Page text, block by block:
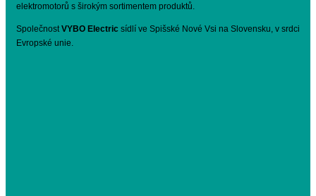
elektromotorů s širokým sortimentem produktů.
SpolečnostVYBO Electric sídlí ve Spišské Nové Vsi na Slovensku, v srdci
Evropské unie.